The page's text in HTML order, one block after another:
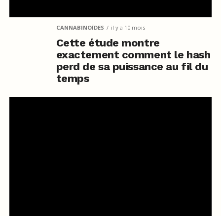
CANNABINOÏDES il y a 10 mois
Cette étude montre
exactement comment le hash
perd de sa puissance au fil du
temps